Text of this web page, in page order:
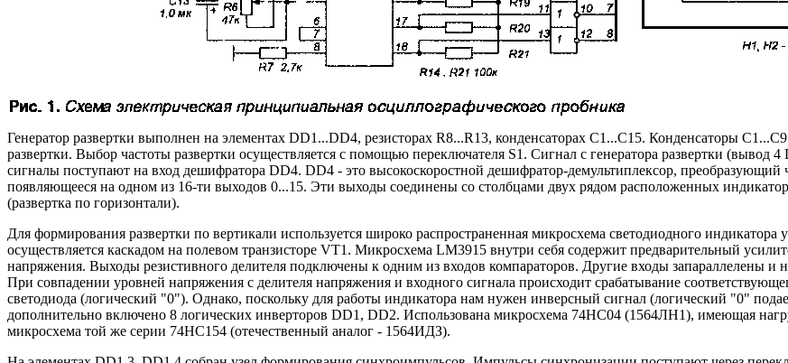
Генератор развертки выполнен на элементах DD1...DD4, резиcторах R8...R13, конденсаторах С1...С15. Конденсаторы С1...С9
развертки. Выбор частоты развертки осуществляется с помощью переключателя S1. Сигнал с генератора развертки (вывод
сигналы поступают на вход дешифратора DD4. DD4 - это высокоскоростной дешифратор-демультиплексор, преобразующий
появляющееся на одном из 16-ти выходов 0...15. Эти выходы соединены со столбцами двух рядом расположенных
(развертка по горизонтали).
Для формирования развертки по вертикали используется широко распространенная микросхема светодиодного
осуществляется каскадом на полевом транзисторе VT1. Микросхема LM3915 внутри себя содержит предварительный
напряжения. Выходы резистивного делителя подключены к одним из входов компараторов. Другие входы запараллелены и
При совпадении уровней напряжения с делителя напряжения и входного сигнала происходит срабатывание
светодиода (логический "0"). Однако, поскольку для работы индикатора нам нужен инверсный сигнал (логический "0"
дополнительно включено 8 логических инверторов DD1, DD2. Использована микросхема 74НС04 (1564ЛН1), имеющая
микросхема той же серии 74НС154 (отечественный аналог - 1564ИДЗ).